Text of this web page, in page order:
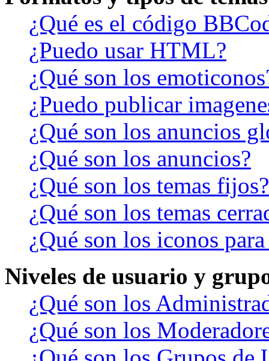
¿Qué es el código
¿Puedo usar HTML?
¿Qué son los
¿Puedo publicar
¿Qué son los anuncios
¿Qué son los anuncios?
¿Qué son los temas fijos?
¿Qué son los temas
¿Qué son los iconos
Niveles de usuario y
¿Qué son los
¿Qué son los